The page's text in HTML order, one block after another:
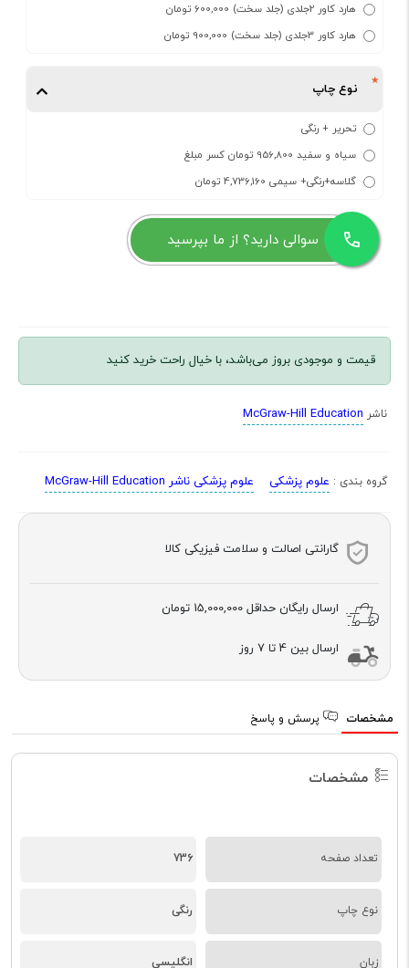
هارد کاور 2جلدی (جلد سخت) 600,000 تومان
هارد کاور 3جلدی (جلد سخت) 900,000 تومان
نوع چاپ
تحریر + رنگی
سیاه و سفید 956,800 تومان کسر مبلغ
گلاسه+رنگی+ سیمی 4,736,160 تومان
سوالی دارید؟ از ما بپرسید
قیمت و موجودی بروز می‌باشد، با خیال راحت خرید کنید
ناشر McGraw-Hill Education
گروه بندی : علوم پزشکی علوم پزشکی ناشر McGraw-Hill Education
گارانتی اصالت و سلامت فیزیکی کالا
ارسال رایگان حداقل 15,000,000 تومان
ارسال بین 4 تا 7 روز
مشخصات پرسش و پاسخ
مشخصات
تعداد صفحه 736
نوع چاپ رنگی
زبان انگلیسی